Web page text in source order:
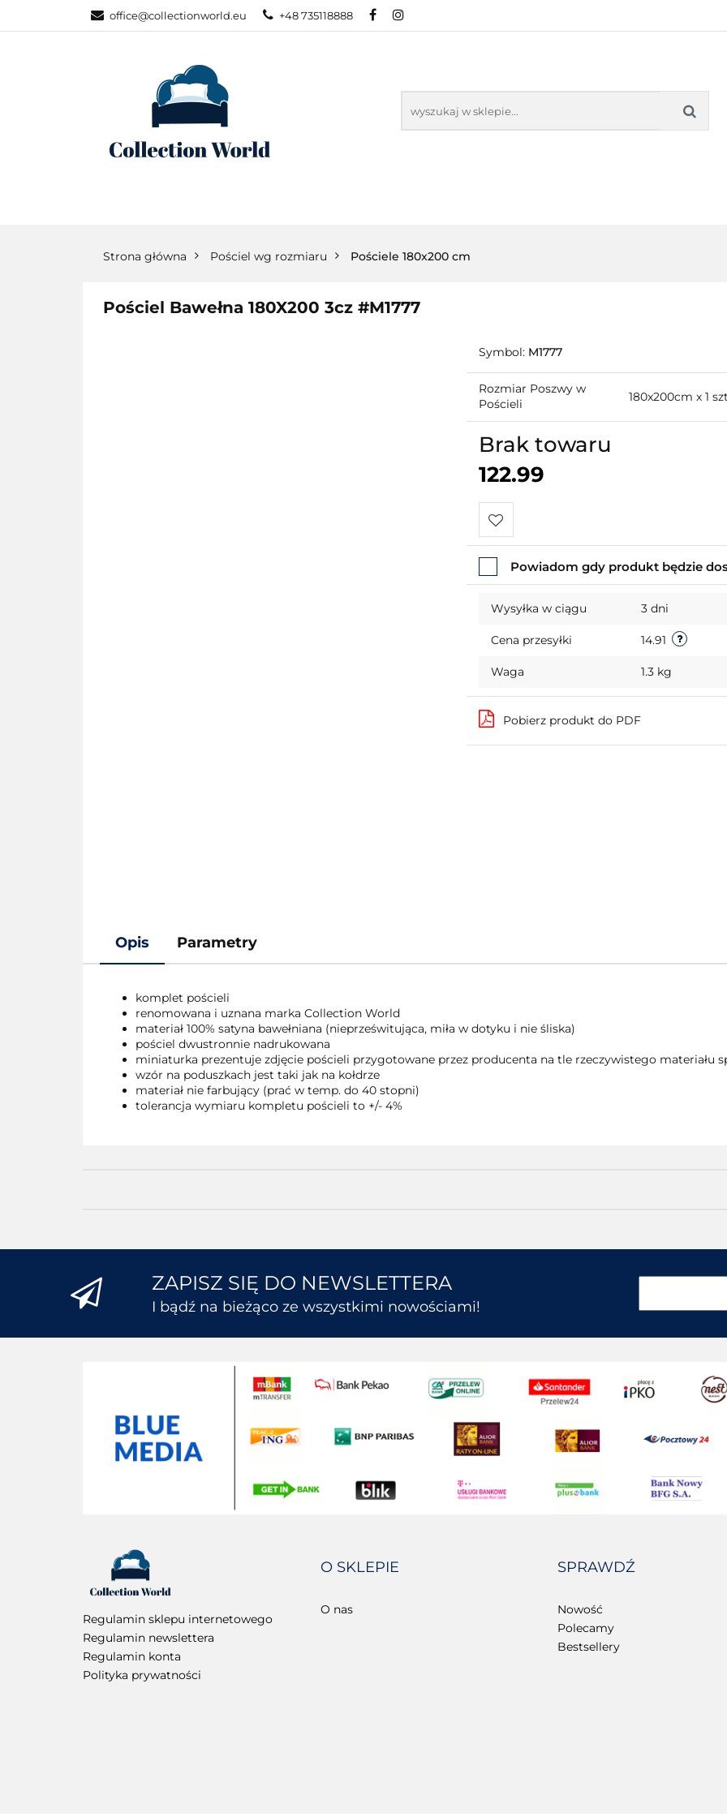
office@collectionworld.eu +48 735118888
KATEGORIE NOWOŚCI
Strona główna Pościel wg rozmiaru Pościele 180x200 cm
Pościel Bawełna 180X200 3cz #M1777
Symbol: M1777
Rozmiar Poszwy w
Pościeli
180x200cm x 1 szt
Brak towaru
122.99
Do
przechowalni
Powiadom gdy produkt będzie
Wysyłka w ciągu 3 dni
Cena przesyłki 14.91
Waga 1.3 kg
Pobierz produkt do PDF
Opis Parametry
komplet pościeli
renomowana i uznana marka Collection World
materiał 100% satyna bawełniana (nieprześwitująca, miła w dotyku i nie śliska)
pościel dwustronnie nadrukowana
miniaturka prezentuje zdjęcie pościeli przygotowane przez producenta na tle rzeczywistego materiału
wzór na poduszkach jest taki jak na kołdrze
materiał nie farbujący (prać w temp. do 40 stopni)
tolerancja wymiaru kompletu pościeli to +/- 4%
ZAPISZ SIĘ DO NEWSLETTERA
I bądź na bieżąco ze wszystkimi nowościami!
Regulamin sklepu internetowego
Regulamin newslettera
Regulamin konta
Polityka prywatności
O SKLEPIE
O nas
SPRAWDŹ
Nowość
Polecamy
Bestsellery